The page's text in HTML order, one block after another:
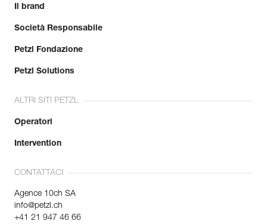
Il brand
Società Responsabile
Petzl Fondazione
Petzl Solutions
ALTRI SITI PETZL
Operatori
Intervention
CONTATTACI
Agence 10ch SA
info@petzl.ch
+41 21 947 46 66